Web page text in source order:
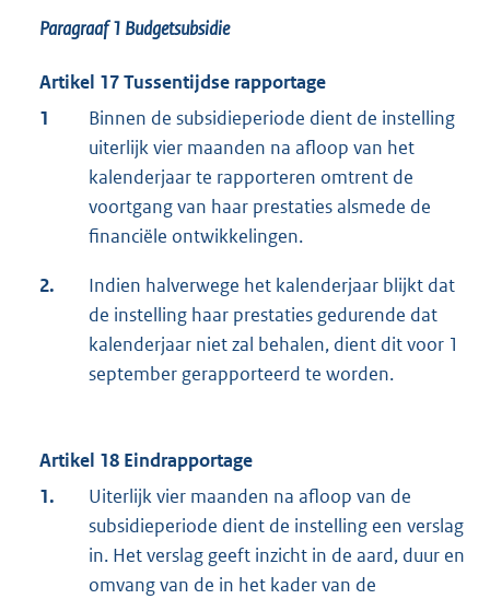
Paragraaf 1 Budgetsubsidie
Artikel 17 Tussentijdse rapportage
1
Binnen de subsidieperiode dient de instelling
uiterlijk vier maanden na afloop van het
kalenderjaar te rapporteren omtrent de
voortgang van haar prestaties alsmede de
financiële ontwikkelingen.
2.
Indien halverwege het kalenderjaar blijkt dat
de instelling haar prestaties gedurende dat
kalenderjaar niet zal behalen, dient dit voor 1
september gerapporteerd te worden.
Artikel 18 Eindrapportage
1.
Uiterlijk vier maanden na afloop van de
subsidieperiode dient de instelling een verslag
in. Het verslag geeft inzicht in de aard, duur en
omvang van de in het kader van de